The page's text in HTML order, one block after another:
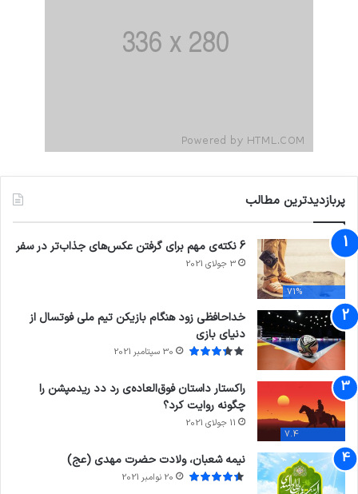
پربازدیدترین مطالب
71%
6 نکته‌ی مهم برای گرفتن عکس‌های جذاب‌تر در سفر
3 جولای 2021
خداحافظی زود هنگام بازیکن تیم ملی فوتسال از
دنیای بازی
30 سپتامبر 2021
7.4
راکستار داستان فوق‌العاده‌ی رد دد ریدمپشن را
چگونه روایت کرد؟
11 جولای 2021
نیمه شعبان، ولادت حضرت مهدی (عج)
20 نوامبر 2021